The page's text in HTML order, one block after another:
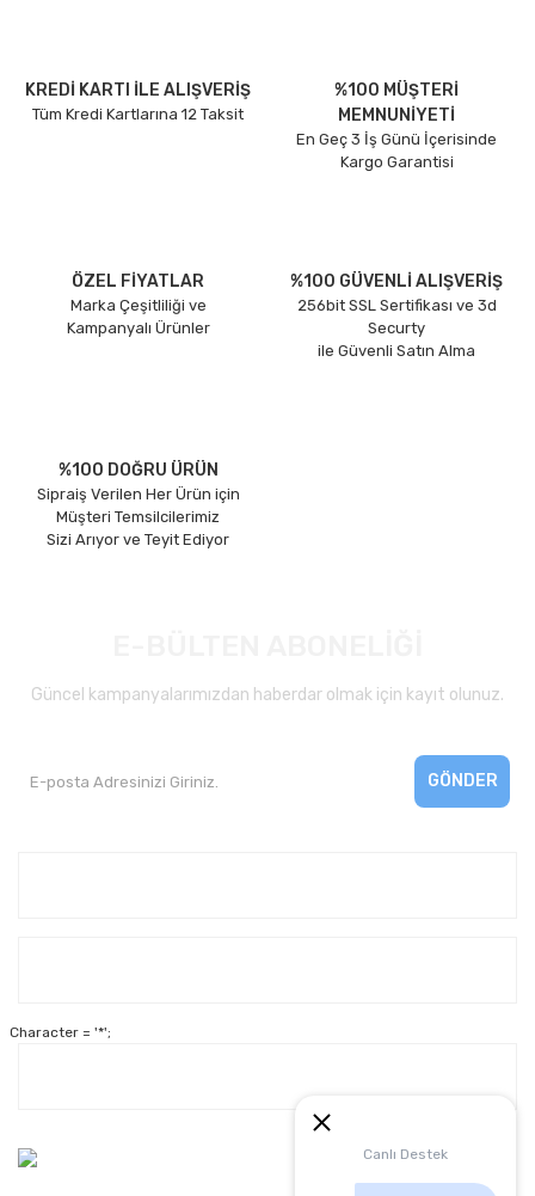
Canlı Destek
KREDİ KARTI İLE ALIŞVERİŞ
Tüm Kredi Kartlarına 12 Taksit
%100 MÜŞTERİ
MEMNUNİYETİ
En Geç 3 İş Günü İçerisinde
Kargo Garantisi
ÖZEL FİYATLAR
Marka Çeşitliliği ve
Kampanyalı Ürünler
%100 GÜVENLİ ALIŞVERİŞ
256bit SSL Sertifikası ve 3d
Securty
ile Güvenli Satın Alma
%100 DOĞRU ÜRÜN
Sipraiş Verilen Her Ürün için
Müşteri Temsilcilerimiz
Sizi Arıyor ve Teyit Ediyor
Güncel kampanyalarımızdan haberdar olmak için kayıt olunuz.
GÖNDER
Character = '*';